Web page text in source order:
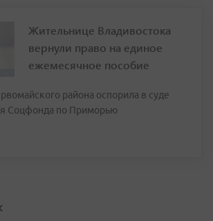
Жительнице Владивостока
вернули право на единое
ежемесячное пособие
района оспорила в суде
Соцфонда по Приморью